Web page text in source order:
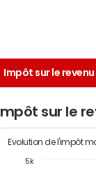
Impôt sur le revenu
Impôt sur le
Evolution de l'impôt
5k